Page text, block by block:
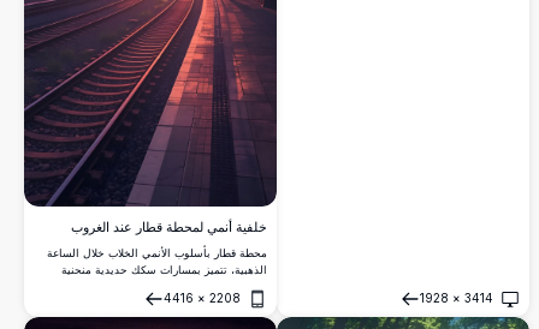
3414
×
1928
فتح
خلفية أنمي لمحطة قطار عند الغروب
محطة قطار بأسلوب الأنمي الخلاب خلال الساعة
الذهبية، تتميز بمسارات سكك حديدية منحنية
والبرتقالي، وجبال بعيدة، وشخصية منفردة تنتظر
على الرصيف.
2208
×
4416
فتح